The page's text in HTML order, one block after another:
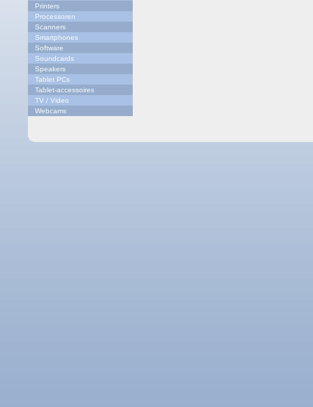
Printers
Processoren
Scanners
Smartphones
Software
Soundcards
Speakers
Tablet PCs
Tablet-accessoires
TV / Video
Webcams